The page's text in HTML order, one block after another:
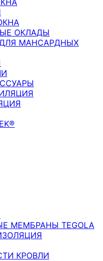
ОКЛАДЫ
МАНСАРДНЫХ
МЕМБРАНЫ TEGOLA
КРОВЛИ